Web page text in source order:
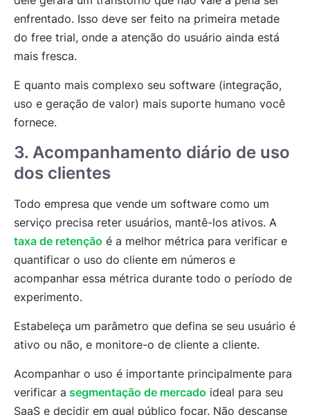
enfrentado. Isso deve ser feito na primeira metade
do free trial, onde a atenção do usuário ainda está
mais fresca.
E quanto mais complexo seu software (integração,
uso e geração de valor) mais suporte humano você
fornece.
3. Acompanhamento diário de uso
dos clientes
Todo empresa que vende um software como um
serviço precisa reter usuários, mantê-los ativos. A
taxa de retenção é a melhor métrica para verificar e
quantificar o uso do cliente em números e
acompanhar essa métrica durante todo o período de
experimento.
Estabeleça um parâmetro que defina se seu usuário é
ativo ou não, e monitore-o de cliente a cliente.
Acompanhar o uso é importante principalmente para
verificar a segmentação de mercado ideal para seu
SaaS e decidir em qual público focar. Não descanse